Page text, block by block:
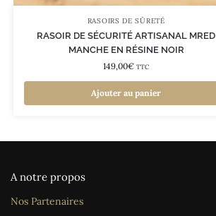
RASOIRS DE SÛRETÉ
RASOIR DE SÉCURITÉ ARTISANAL MRED
MANCHE EN RÉSINE NOIR
149,00€ TTC
Ajouter au panier
A notre propos
Nos Partenaires